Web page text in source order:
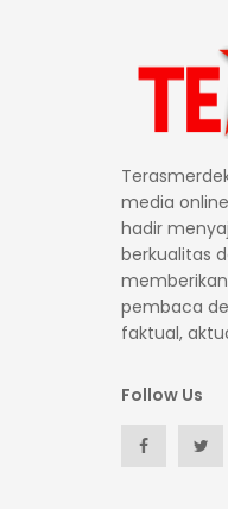
media
hadir
berkualitas
pembaca
faktual,
Follow Us